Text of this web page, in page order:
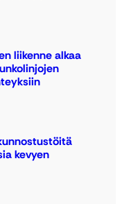
liikenne alkaa
kevyen